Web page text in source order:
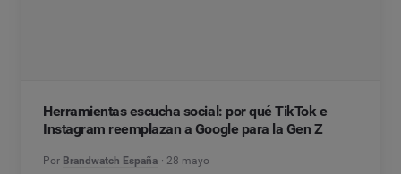
Herramientas escucha social: por qué TikTok e
Instagram reemplazan a Google para la Gen Z
Por Brandwatch España 28 mayo